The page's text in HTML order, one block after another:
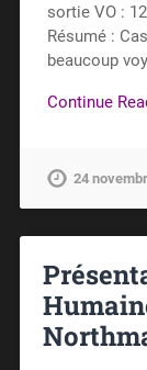
sortie VO :
Résumé :
beaucoup
Continue
24